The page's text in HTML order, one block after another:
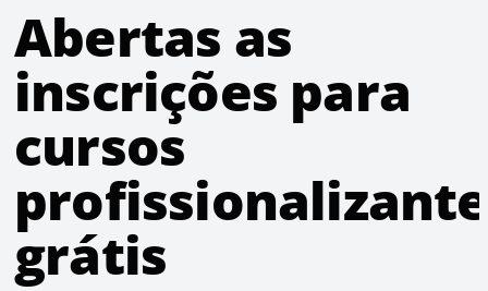
Abertas as
inscrições para
cursos
grátis